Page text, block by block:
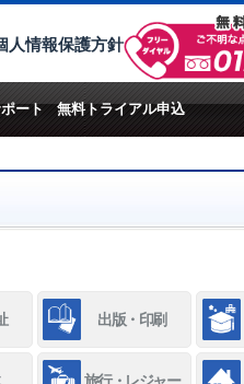
人情報保護方針
ート 無料トライアル申込
出版・印刷
旅行・レジャー